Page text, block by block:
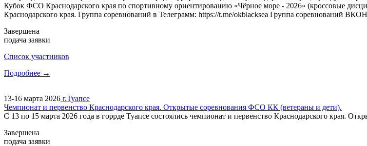
Кубок ФСО Краснодарского края по спортивному ориентированию «Чёрное море - 2026» (кроссовые
Краснодарского края. Группа соревнований в Телеграмм: https://t.me/okblacksea Группа соревнований
Завершена
подача заявки
Cписок участников
Подробнее →
13-16 марта 2026 г.Туапсе
Чемпионат и первенство Краснодарского края. Открытые соревнования ФСО КК (ветераны и дети).
С 13 по 15 марта 2026 года в горрде Туапсе состоялись чемпионат и первенство Краснодарского края.
Завершена
подача заявки